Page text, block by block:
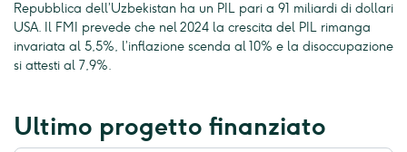
Repubblica dell’Uzbekistan ha un PIL pari a 91 miliardi di dollari
USA. Il FMI prevede che nel 2024 la crescita del PIL rimanga
invariata al 5,5%, l’inflazione scenda al 10% e la disoccupazione
si attesti al 7,9%.
Ultimo progetto finanziato